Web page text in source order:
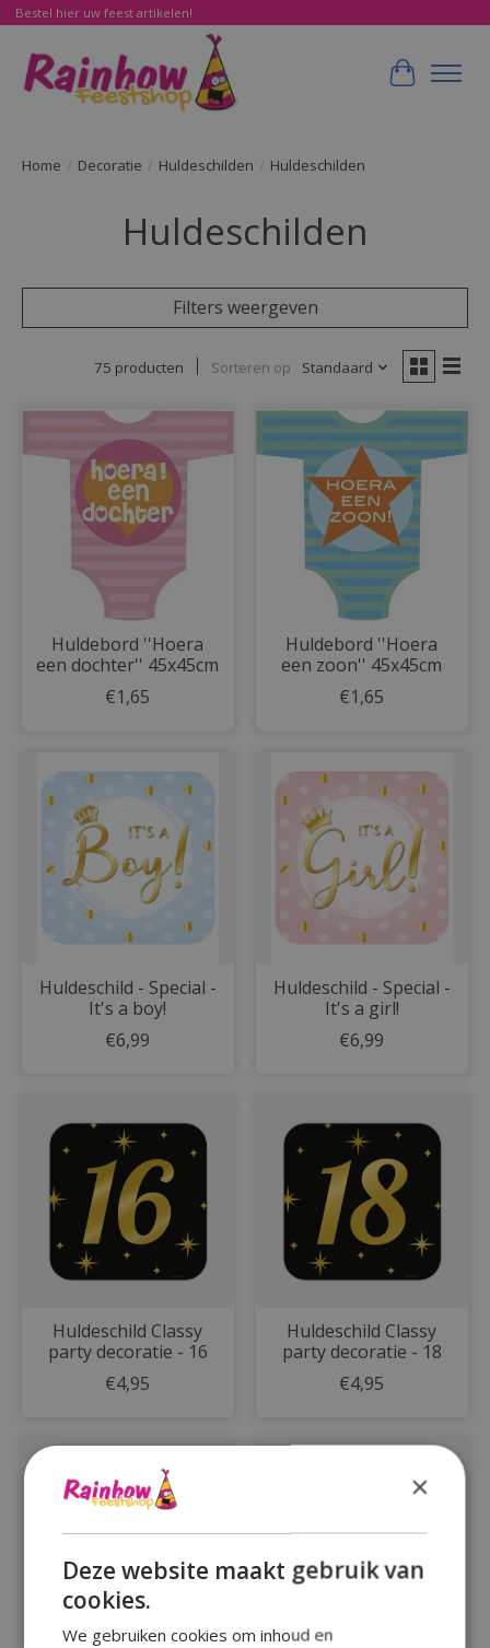
Bestel hier uw feest artikelen!
Home / Decoratie / Huldeschilden / Huldeschilden
Huldeschilden
Filters weergeven
75 producten Sorteren op Standaard
Huldebord ''Hoera
een dochter'' 45x45cm
€1,65
Huldebord ''Hoera
een zoon'' 45x45cm
€1,65
Huldeschild - Special -
It's a boy!
€6,99
Huldeschild - Special -
It's a girl!
€6,99
Huldeschild Classy
party decoratie - 16
€4,95
Huldeschild Classy
party decoratie - 18
€4,95
×
Deze website maakt gebruik van
cookies.
We gebruiken cookies om inhoud en